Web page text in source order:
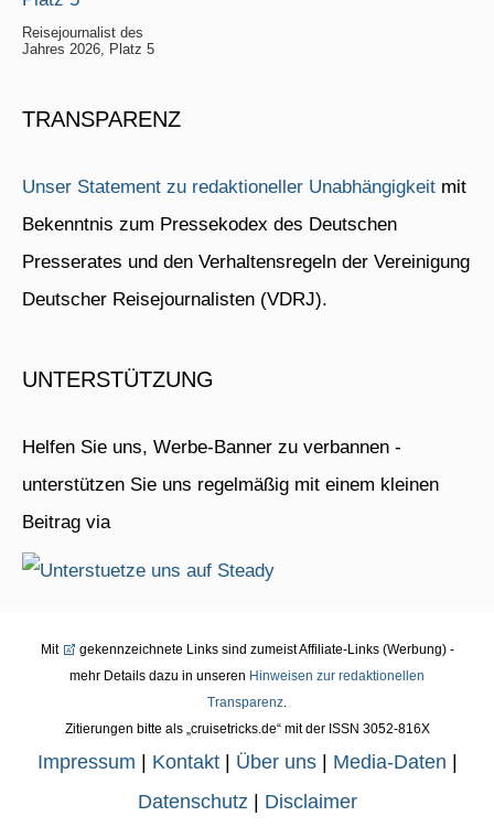
Reisejournalist des
Jahres 2026, Platz 5
TRANSPARENZ
Unser Statement zu redaktioneller Unabhängigkeit mit
Bekenntnis zum Pressekodex des Deutschen
Presserates und den Verhaltensregeln der Vereinigung
Deutscher Reisejournalisten (VDRJ).
UNTERSTÜTZUNG
Helfen Sie uns, Werbe-Banner zu verbannen -
unterstützen Sie uns regelmäßig mit einem kleinen
Beitrag via
Mit
gekennzeichnete Links sind zumeist Affiliate-Links (Werbung) -
mehr Details dazu in unseren Hinweisen zur redaktionellen
Transparenz.
Zitierungen bitte als „cruisetricks.de“ mit der ISSN 3052-816X
Impressum Kontakt| Über uns| Media-Daten
Datenschutz| Disclaimer